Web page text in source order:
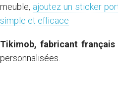
meuble, ajoutez un sticker
simple et efficace
Tikimob, fabricant français
personnalisées.